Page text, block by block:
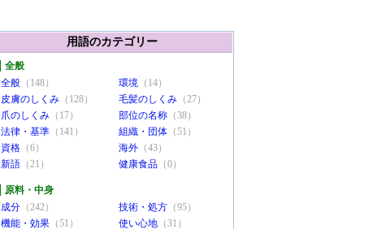
用語のカテゴリー
全般
全般 （148） 環境 （14）
皮膚のしくみ （128） 毛髪のしくみ （27）
爪のしくみ （17） 部位の名称 （38）
法律・基準 （141） 組織・団体 （51）
資格 （6） 海外 （43）
新語 （21） 健康食品 （0）
原料・中身
成分 （242） 技術・処方 （95）
機能・効果 （51） 使い心地 （31）